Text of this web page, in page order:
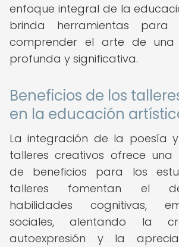
enfoque integral de la
brinda herramientas para
comprender el arte de una
profunda y significativa.
Beneficios de los
en la educación
La integración de la poesía
talleres creativos ofrece
de beneficios para los
talleres fomentan el
habilidades cognitivas,
sociales, alentando la
autoexpresión y la